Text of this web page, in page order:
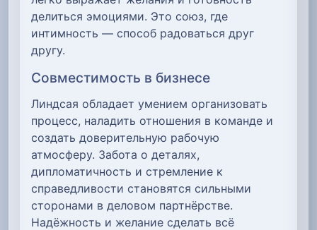
делиться эмоциями. Это союз, где
интимность — способ радоваться друг
другу.
Совместимость в бизнесе
Линдсая обладает умением организовать
процесс, наладить отношения в команде и
создать доверительную рабочую
атмосферу. Забота о деталях,
дипломатичность и стремление к
справедливости становятся сильными
сторонами в деловом партнёрстве.
Надёжность и желание сделать всё